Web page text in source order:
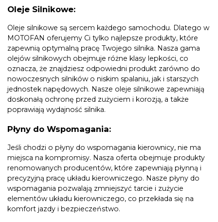
Oleje Silnikowe:
Oleje silnikowe są sercem każdego samochodu. Dlatego w
MOTOFAN oferujemy Ci tylko najlepsze produkty, które
zapewnią optymalną pracę Twojego silnika. Nasza gama
olejów silnikowych obejmuje różne klasy lepkości, co
oznacza, że znajdziesz odpowiedni produkt zarówno do
nowoczesnych silników o niskim spalaniu, jak i starszych
jednostek napędowych. Nasze oleje silnikowe zapewniają
doskonałą ochronę przed zużyciem i korozją, a także
poprawiają wydajność silnika.
Płyny do Wspomagania:
Jeśli chodzi o płyny do wspomagania kierownicy, nie ma
miejsca na kompromisy. Nasza oferta obejmuje produkty
renomowanych producentów, które zapewniają płynną i
precyzyjną pracę układu kierowniczego. Nasze płyny do
wspomagania pozwalają zmniejszyć tarcie i zużycie
elementów układu kierowniczego, co przekłada się na
komfort jazdy i bezpieczeństwo.